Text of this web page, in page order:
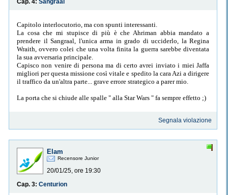
Cap. 4: Sangraal
Capitolo interlocutorio, ma con spunti interessanti.
La cosa che mi stupisce di più è che Ahriman abbia mandato a
prendere il Sangraal, l'unica arma in grado di ucciderlo, la Regina
Wraith, ovvero colei che una volta finita la guerra sarebbe diventata
la sua avversaria principale.
Capisco non venire di persona ma di certo avrei inviato i miei Jaffa
migliori per questa missione così vitale e spedito la cara Azi a dirigere
il traffico da un'altra parte... grave errore strategico a parer mio.
La porta che si chiude alle spalle " alla Star Wars " fa sempre effetto ;)
Segnala violazione
Elam
Recensore Junior
20/01/25, ore 19:30
Cap. 3: Centurion